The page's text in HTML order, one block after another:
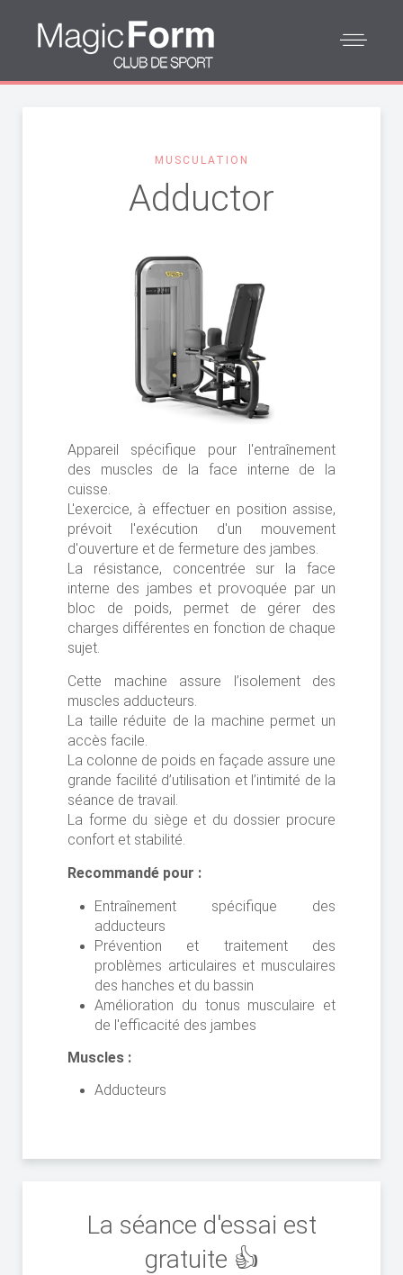
MUSCULATION
Adductor
Appareil spécifique pour l'entraînement
des muscles de la face interne de la
cuisse.
L'exercice, à effectuer en position assise,
prévoit l'exécution d'un mouvement
d'ouverture et de fermeture des jambes.
La résistance, concentrée sur la face
interne des jambes et provoquée par un
bloc de poids, permet de gérer des
charges différentes en fonction de chaque
sujet.
Cette machine assure l’isolement des
muscles adducteurs.
La taille réduite de la machine permet un
accès facile.
La colonne de poids en façade assure une
grande facilité d’utilisation et l’intimité de la
séance de travail.
La forme du siège et du dossier procure
confort et stabilité.
Recommandé pour :
Entraînement spécifique des
adducteurs
Prévention et traitement des
problèmes articulaires et musculaires
des hanches et du bassin
Amélioration du tonus musculaire et
de l'efficacité des jambes
Muscles :
Adducteurs
La séance d'essai est
gratuite 👍